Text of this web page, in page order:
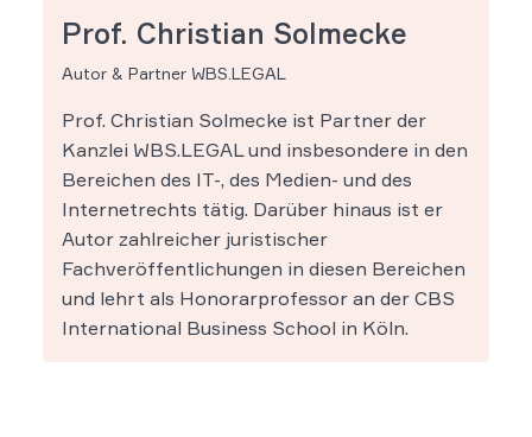
Prof. Christian Solmecke
Autor & Partner WBS.LEGAL
Prof. Christian Solmecke ist Partner der
Kanzlei WBS.LEGAL und insbesondere in den
Bereichen des IT-, des Medien- und des
Internetrechts tätig. Darüber hinaus ist er
Autor zahlreicher juristischer
Fachveröffentlichungen in diesen Bereichen
und lehrt als Honorarprofessor an der CBS
International Business School in Köln.